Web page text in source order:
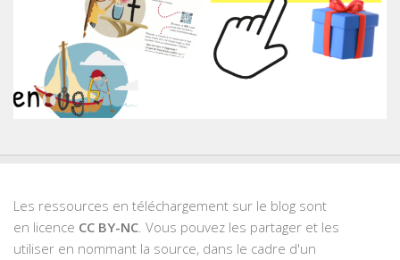
Les ressources en téléchargement sur le blog sont
en licence CC BY-NC. Vous pouvez les partager et les
utiliser en nommant la source, dans le cadre d'un